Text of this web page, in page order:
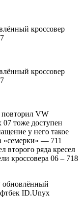
повторил VW
тоже доступен
у него такое
«семерки» — 711
второго ряда кресел
кроссовера 06 – 718